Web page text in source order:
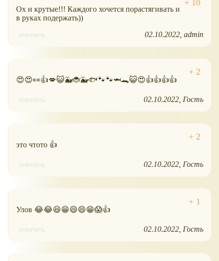
Ох и крутые!!! Каждого хочется порастягивать и
в руках подержать))
ответить 02.10.2022 admin
😍😍👀👍💋😺🐳🐞🐳🐟🐾🐾🦈🐊😺😍👍👍👍👍
ответить 02.10.2022 Гость
это чтото 👍
ответить 02.10.2022 Гость
Улов 😂😂😆😁😄😄😁😱👍
ответить 02.10.2022 Гость